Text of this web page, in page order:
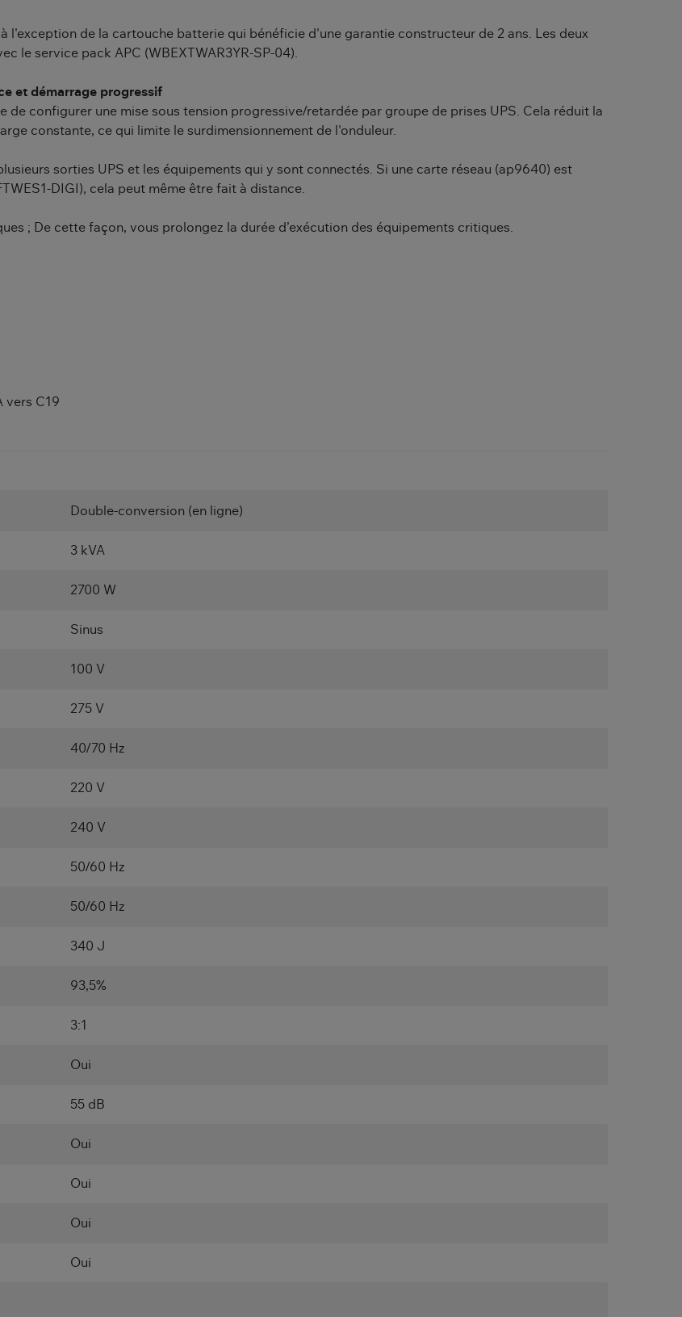
l'exception de la cartouche batterie qui bénéficie d'une garantie constructeur de 2 ans. Les deux
le service pack APC (WBEXTWAR3YR-SP-04).
et démarrage progressif
de configurer une mise sous tension progressive/retardée par groupe de prises UPS. Cela réduit la
constante, ce qui limite le surdimensionnement de l'onduleur.
sorties UPS et les équipements qui y sont connectés. Si une carte réseau (ap9640) est
DIGI), cela peut même être fait à distance.
; De cette façon, vous prolongez la durée d’exécution des équipements critiques.
vers C19
Double-conversion (en ligne)
3 kVA
2700 W
Sinus
100 V
275 V
40/70 Hz
220 V
240 V
50/60 Hz
50/60 Hz
340 J
93,5%
3:1
Oui
55 dB
Oui
Oui
Oui
Oui